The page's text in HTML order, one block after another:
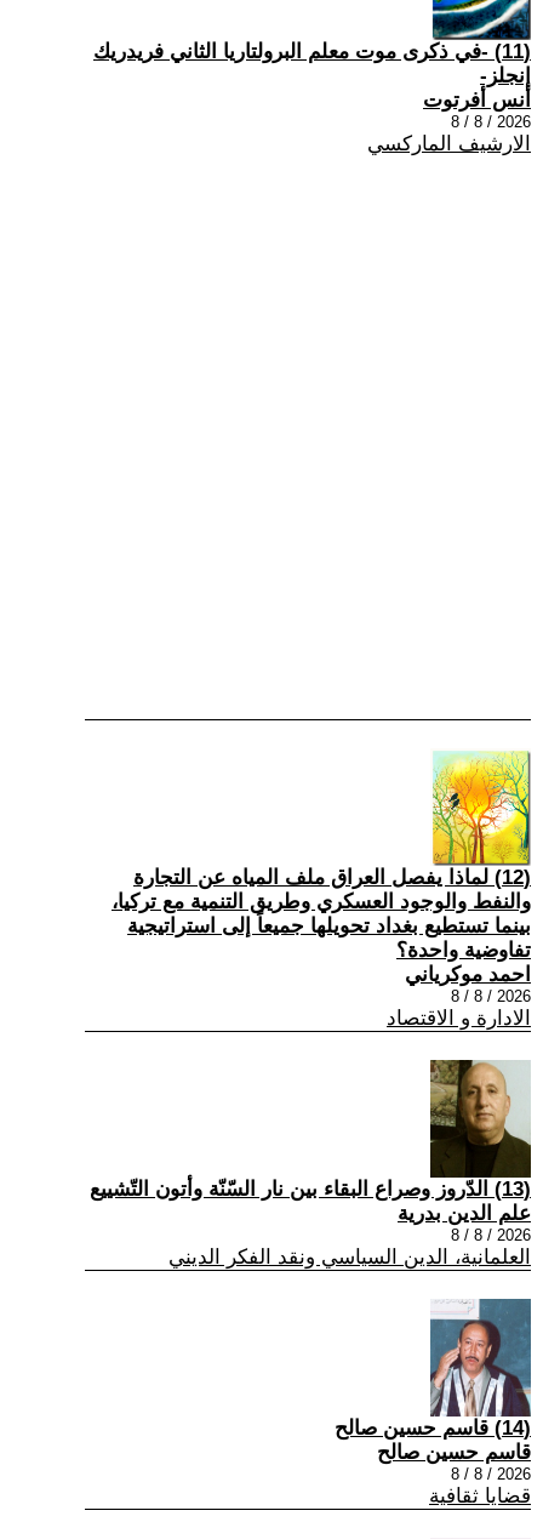
(11) -في ذكرى موت معلم البرولتاريا الثاني فريدريك
إنجلز-
أنس أفرتوت
2026 / 8 / 8
الارشيف الماركسي
(12) لماذا يفصل العراق ملف المياه عن التجارة
والنفط والوجود العسكري وطريق التنمية مع تركيا،
بينما تستطيع بغداد تحويلها جميعاً إلى استراتيجية
تفاوضية واحدة؟
احمد موكرياني
2026 / 8 / 8
الادارة و الاقتصاد
(13) الدّروز وصراع البقاء بين نار السّنّة وأتون التّشييع
علم الدين بدرية
2026 / 8 / 8
العلمانية، الدين السياسي ونقد الفكر الديني
(14) قاسم حسين صالح
قاسم حسين صالح
2026 / 8 / 8
قضايا ثقافية